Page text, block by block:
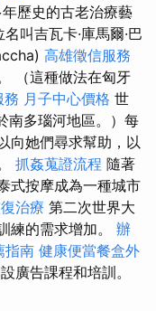
年歷史的古老治療藝
叫吉瓦卡·庫馬爾·巴
高雄徵信服務
（這種做法在匈牙
務 月子中心價格 世
南多瑙河地區。）每
向她們尋求幫助，以
抓姦蒐證流程 隨著
式按摩成為一種城市
治療 第二次世界大
練的需求增加。 辦
指南 健康便當餐盒外
廣告課程和培訓。